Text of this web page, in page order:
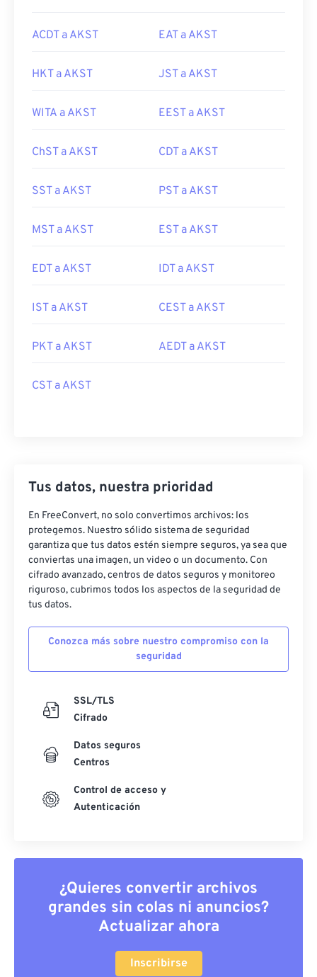
ACDT a AKST EAT a AKST
HKT a AKST JST a AKST
WITA a AKST EEST a AKST
ChST a AKST CDT a AKST
SST a AKST PST a AKST
MST a AKST EST a AKST
EDT a AKST IDT a AKST
IST a AKST CEST a AKST
PKT a AKST AEDT a AKST
CST a AKST
Tus datos, nuestra prioridad
En FreeConvert, no solo convertimos archivos: los
protegemos. Nuestro sólido sistema de seguridad
garantiza que tus datos estén siempre seguros, ya sea que
conviertas una imagen, un video o un documento. Con
cifrado avanzado, centros de datos seguros y monitoreo
riguroso, cubrimos todos los aspectos de la seguridad de
tus datos.
Conozca más sobre nuestro compromiso con la
seguridad
SSL/TLS
Cifrado
Datos seguros
Centros
Control de acceso y
Autenticación
¿Quieres convertir archivos
grandes sin colas ni anuncios?
Actualizar ahora
Inscribirse